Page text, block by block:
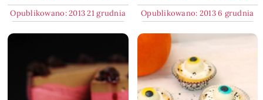
Opublikowano: 2013 21 grudnia Opublikowano: 2013 6 grudnia